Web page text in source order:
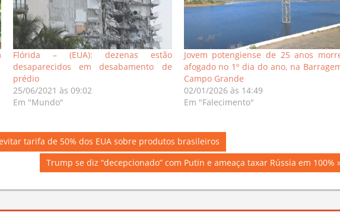
Flórida – (EUA): dezenas estão
desaparecidos em desabamento de
prédio
25/06/2021 às 09:02
Em "Mundo"
Jovem potengiense de 25 anos
afogado no 1º dia do ano, na
Campo Grande
02/01/2026 às 14:49
Em "Falecimento"
tarifa de 50% dos EUA sobre produtos brasileiros
Next
Post:
Trump se diz “decepcionado” com Putin e ameaça taxar Rússia em 100%